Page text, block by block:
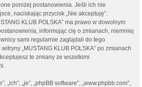
poniżej postanowienia. Jeśli ich nie
naciskając przycisk „Nie akceptuję”.
KLUB POLSKA” ma prawo w dowolnym
informując cię o zmianach, niemniej
sami regularnie zaglądali do tego
„MUSTANG KLUB POLSKA” po zmianach
te zmiany ze wszelkimi
„ich”, „je”, „phpBB software”, „www.phpbb.com”,